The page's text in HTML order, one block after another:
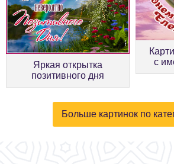
Яркая открытка
позитивного дня
с
Больше картинок по